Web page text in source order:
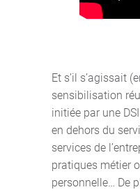
Et s’il s’agissait
sensibilisation
initiée par une
en dehors du
services de
pratiques métier
personnelle… De